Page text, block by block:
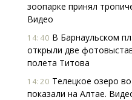
зоопарке принял
Видео
14:40 В Барнаульском
открыли две
полета Титова
14:20 Телецкое озеро
показали на Алтае.